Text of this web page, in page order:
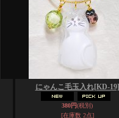
にゃんこ毛玉入れ[KD-19]
380円(税別)
[在庫数 2点]